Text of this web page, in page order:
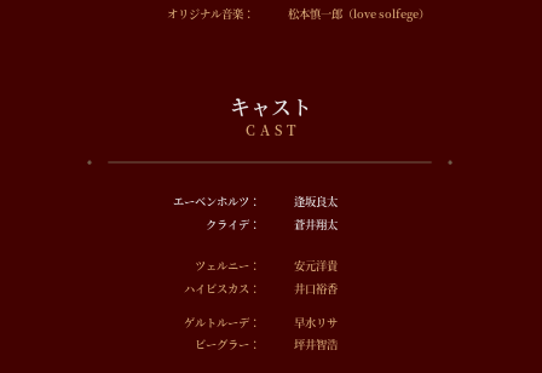
オリジナル音楽：
松本慎一郎（love solfege）
キャスト
C A S T
エーベンホルツ：
逢坂良太
クライデ：
蒼井翔太
ツェルニー： 安元洋貴
ゲルトルーデ： 早水リサ
ハイビスカス： 井口裕香
ビーグラー： 坪井智浩